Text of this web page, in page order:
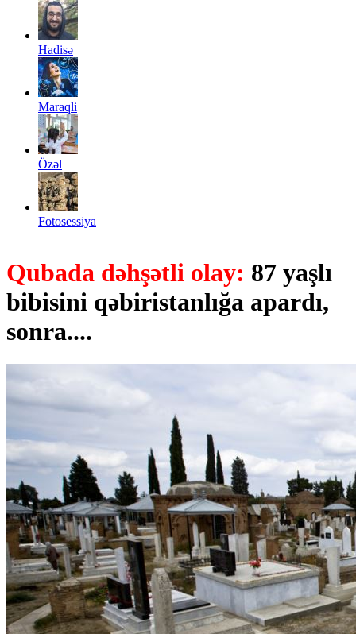
Hadisə
Maraqli
Özəl
Fotosessiya
Qubada dəhşətli olay: 87 yaşlı
bibisini qəbiristanlığa apardı,
sonra....